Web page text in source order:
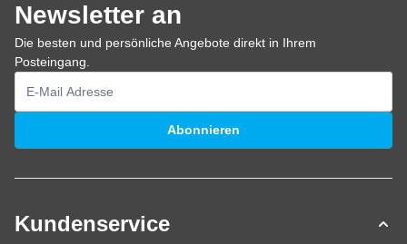
Newsletter an
Die besten und persönliche Angebote direkt in Ihrem
Posteingang.
E-Mailadresse
Abonnieren
Kundenservice